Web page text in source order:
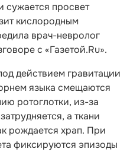
сужается просвет
кислородным
врач-невролог
с «Газетой.Ru».
действием гравитации
языка смещаются
ротоглотки, из-за
а ткани
рождается храп. При
фиксируются эпизоды